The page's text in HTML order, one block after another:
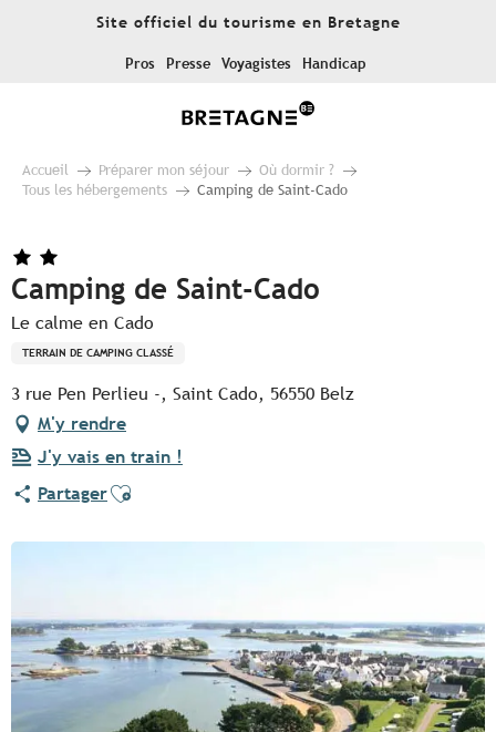
Site officiel du tourisme en Bretagne
Pros Presse Voyagistes Handicap
Accueil Préparer mon séjour
Où dormir ?
Tous les hébergements
Camping de Saint-Cado
Camping de Saint-Cado
Le calme en Cado
TERRAIN DE CAMPING CLASSÉ
3 rue Pen Perlieu -, Saint Cado, 56550 Belz
M'y rendre
J'y vais en train !
PartagerAjouter aux favoris